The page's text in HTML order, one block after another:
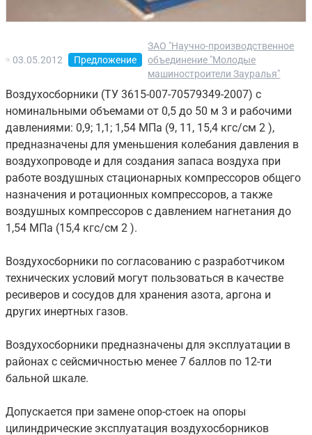
03.05.2012 Предложение
ЗАО "Научно-производственное
объединение "Молодые
машиностроители Зауралья"
Воздухосборники (ТУ 3615-007-70579349-2007) с
номинальными объемами от 0,5 до 50 м 3 и рабочими
давлениями: 0,9; 1,1; 1,54 МПа (9, 11, 15,4 кгс/см 2 ),
предназначены для уменьшения колебания давления в
воздухопроводе и для создания запаса воздуха при
работе воздушных стационарных компрессоров общего
назначения и ротационных компрессоров, а также
воздушных компрессоров с давлением нагнетания до
1,54 МПа (15,4 кгс/см 2 ).
Воздухосборники по согласованию с разработчиком
технических условий могут пользоваться в качестве
ресиверов и сосудов для хранения азота, аргона и
других инертных газов.
Воздухосборники предназначены для эксплуатации в
районах с сейсмичностью менее 7 баллов по 12-ти
бальной шкале.
Допускается при замене опор-стоек на опоры
цилиндрические эксплуатация воздухосборников